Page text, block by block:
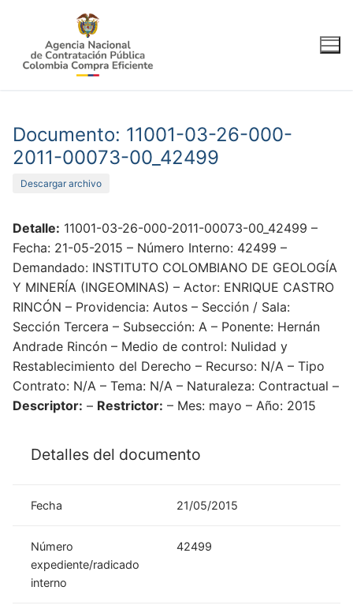
contenido
Documento: 11001-03-26-000-
2011-00073-00_42499
Descargar archivo
Detalle: 11001-03-26-000-2011-00073-00_42499 –
Fecha: 21-05-2015 – Número Interno: 42499 –
Demandado: INSTITUTO COLOMBIANO DE GEOLOGÍA
Y MINERÍA (INGEOMINAS) – Actor: ENRIQUE CASTRO
RINCÓN – Providencia: Autos – Sección / Sala:
Sección Tercera – Subsección: A – Ponente: Hernán
Andrade Rincón – Medio de control: Nulidad y
Restablecimiento del Derecho – Recurso: N/A – Tipo
Contrato: N/A – Tema: N/A – Naturaleza: Contractual –
Descriptor: – Restrictor: – Mes: mayo – Año: 2015
Detalles del documento
Fecha 21/05/2015
Número
expediente/radicado
interno
42499